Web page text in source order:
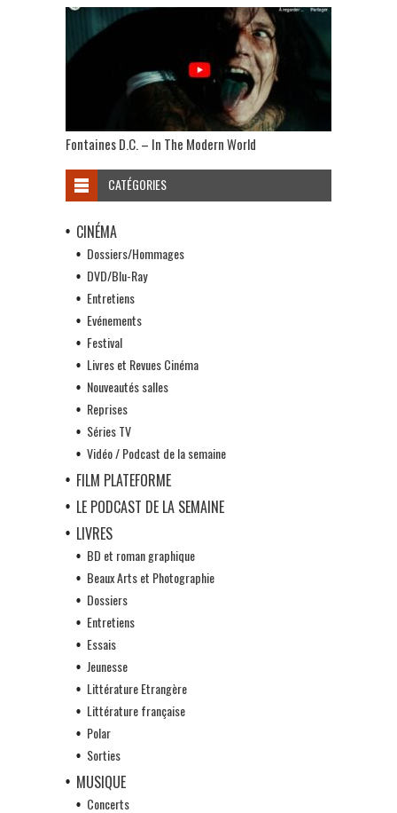
Fontaines D.C. – In The Modern World
CATÉGORIES
CINÉMA
Dossiers/Hommages
DVD/Blu-Ray
Entretiens
Evénements
Festival
Livres et Revues Cinéma
Nouveautés salles
Reprises
Séries TV
Vidéo / Podcast de la semaine
FILM PLATEFORME
LE PODCAST DE LA SEMAINE
LIVRES
BD et roman graphique
Beaux Arts et Photographie
Dossiers
Entretiens
Essais
Jeunesse
Littérature Etrangère
Littérature française
Polar
Sorties
MUSIQUE
Concerts